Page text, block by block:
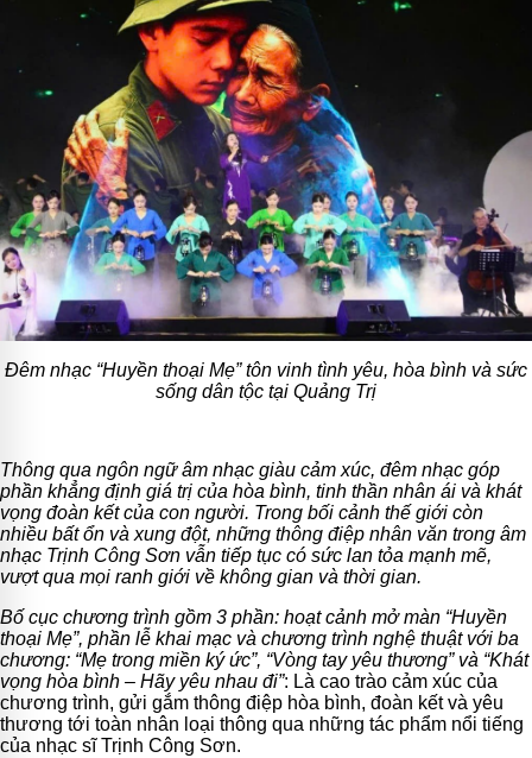
Đêm nhạc “Huyền thoại Mẹ” tôn vinh tình yêu, hòa bình và sức
sống dân tộc tại Quảng Trị
Thông qua ngôn ngữ âm nhạc giàu cảm xúc, đêm nhạc góp
phần khẳng định giá trị của hòa bình, tinh thần nhân ái và khát
vọng đoàn kết của con người. Trong bối cảnh thế giới còn
nhiều bất ổn và xung đột, những thông điệp nhân văn trong âm
nhạc Trịnh Công Sơn vẫn tiếp tục có sức lan tỏa mạnh mẽ,
vượt qua mọi ranh giới về không gian và thời gian.
Bố cục chương trình gồm 3 phần: hoạt cảnh mở màn “Huyền
thoại Mẹ”, phần lễ khai mạc và chương trình nghệ thuật với ba
chương: “Mẹ trong miền ký ức”, “Vòng tay yêu thương” và “Khát
vọng hòa bình – Hãy yêu nhau đi”: Là cao trào cảm xúc của
chương trình, gửi gắm thông điệp hòa bình, đoàn kết và yêu
thương tới toàn nhân loại thông qua những tác phẩm nổi tiếng
của nhạc sĩ Trịnh Công Sơn.